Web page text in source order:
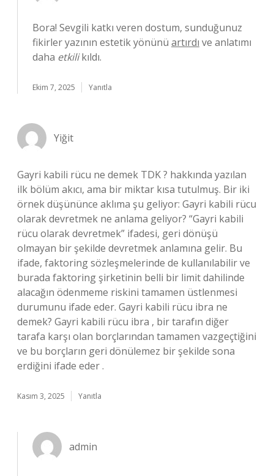
Bora! Sevgili katkı veren dostum, sunduğunuz
fikirler yazının estetik yönünü artırdı ve anlatımı
daha etkilikıldı.
Ekim 7, 2025 Yanıtla
Yiğit
Gayri kabili rücu ne demek TDK ? hakkında yazılan
ilk bölüm akıcı, ama bir miktar kısa tutulmuş. Bir iki
örnek düşününce aklıma şu geliyor: Gayri kabili rücu
olarak devretmek ne anlama geliyor? “Gayri kabili
rücu olarak devretmek” ifadesi, geri dönüşü
olmayan bir şekilde devretmek anlamına gelir. Bu
ifade, faktoring sözleşmelerinde de kullanılabilir ve
burada faktoring şirketinin belli bir limit dahilinde
alacağın ödenmeme riskini tamamen üstlenmesi
durumunu ifade eder. Gayri kabili rücu ibra ne
demek? Gayri kabili rücu ibra , bir tarafın diğer
tarafa karşı olan borçlarından tamamen vazgeçtiğini
ve bu borçların geri dönülemez bir şekilde sona
erdiğini ifade eder .
Kasım 3, 2025 Yanıtla
admin